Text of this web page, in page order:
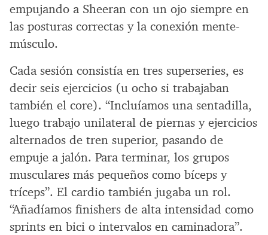
empujando a Sheeran con un ojo siempre en
las posturas correctas y la conexión mente-
músculo.
Cada sesión consistía en tres superseries, es
decir seis ejercicios (u ocho si trabajaban
también el core). “Incluíamos una sentadilla,
luego trabajo unilateral de piernas y ejercicios
alternados de tren superior, pasando de
empuje a jalón. Para terminar, los grupos
musculares más pequeños como bíceps y
tríceps”. El cardio también jugaba un rol.
“Añadíamos finishers de alta intensidad como
sprints en bici o intervalos en caminadora”.